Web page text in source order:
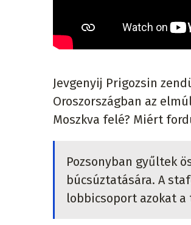
Jevgenyij Prigozsin
Oroszországban az
Moszkva felé? Miért
Pozsonyban gyűltek
búcsúztatására. A
lobbicsoport azokat